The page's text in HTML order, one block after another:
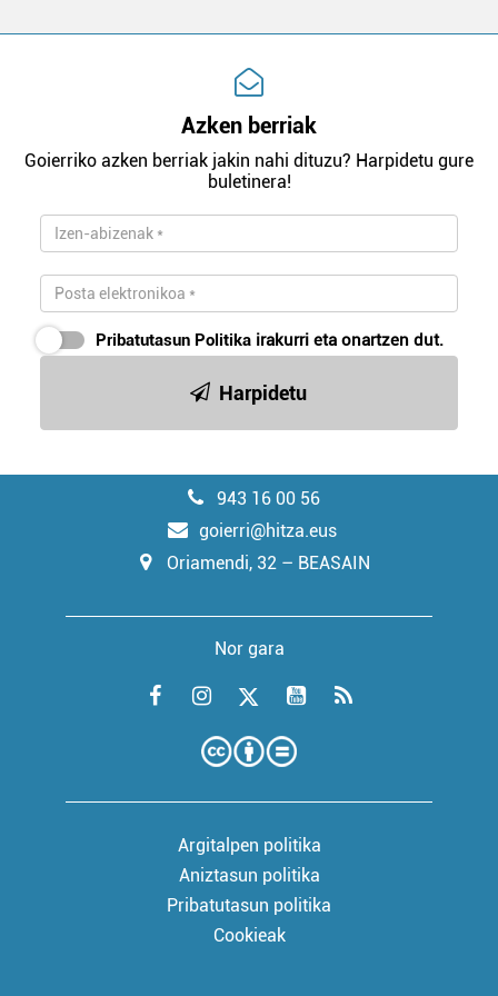
Azken berriak
Goierriko azken berriak jakin nahi dituzu? Harpidetu gure
buletinera!
Pribatutasun Politika irakurri eta onartzen dut.
Harpidetu
943 16 00 56
goierri@hitza.eus
Oriamendi, 32 – BEASAIN
Nor gara
Argitalpen politika
Aniztasun politika
Pribatutasun politika
Cookieak